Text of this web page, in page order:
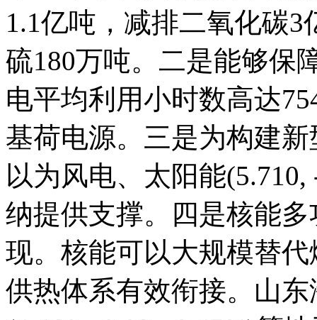
1.1亿吨，减排二氧化碳
硫180万吨。二是能够保
电平均利用小时数高达
基荷电源。三是为构建
以为风电、太阳能(5.710,
纳提供支撑。四是核能
现。核能可以大规模替
供热体系有效衔接。山